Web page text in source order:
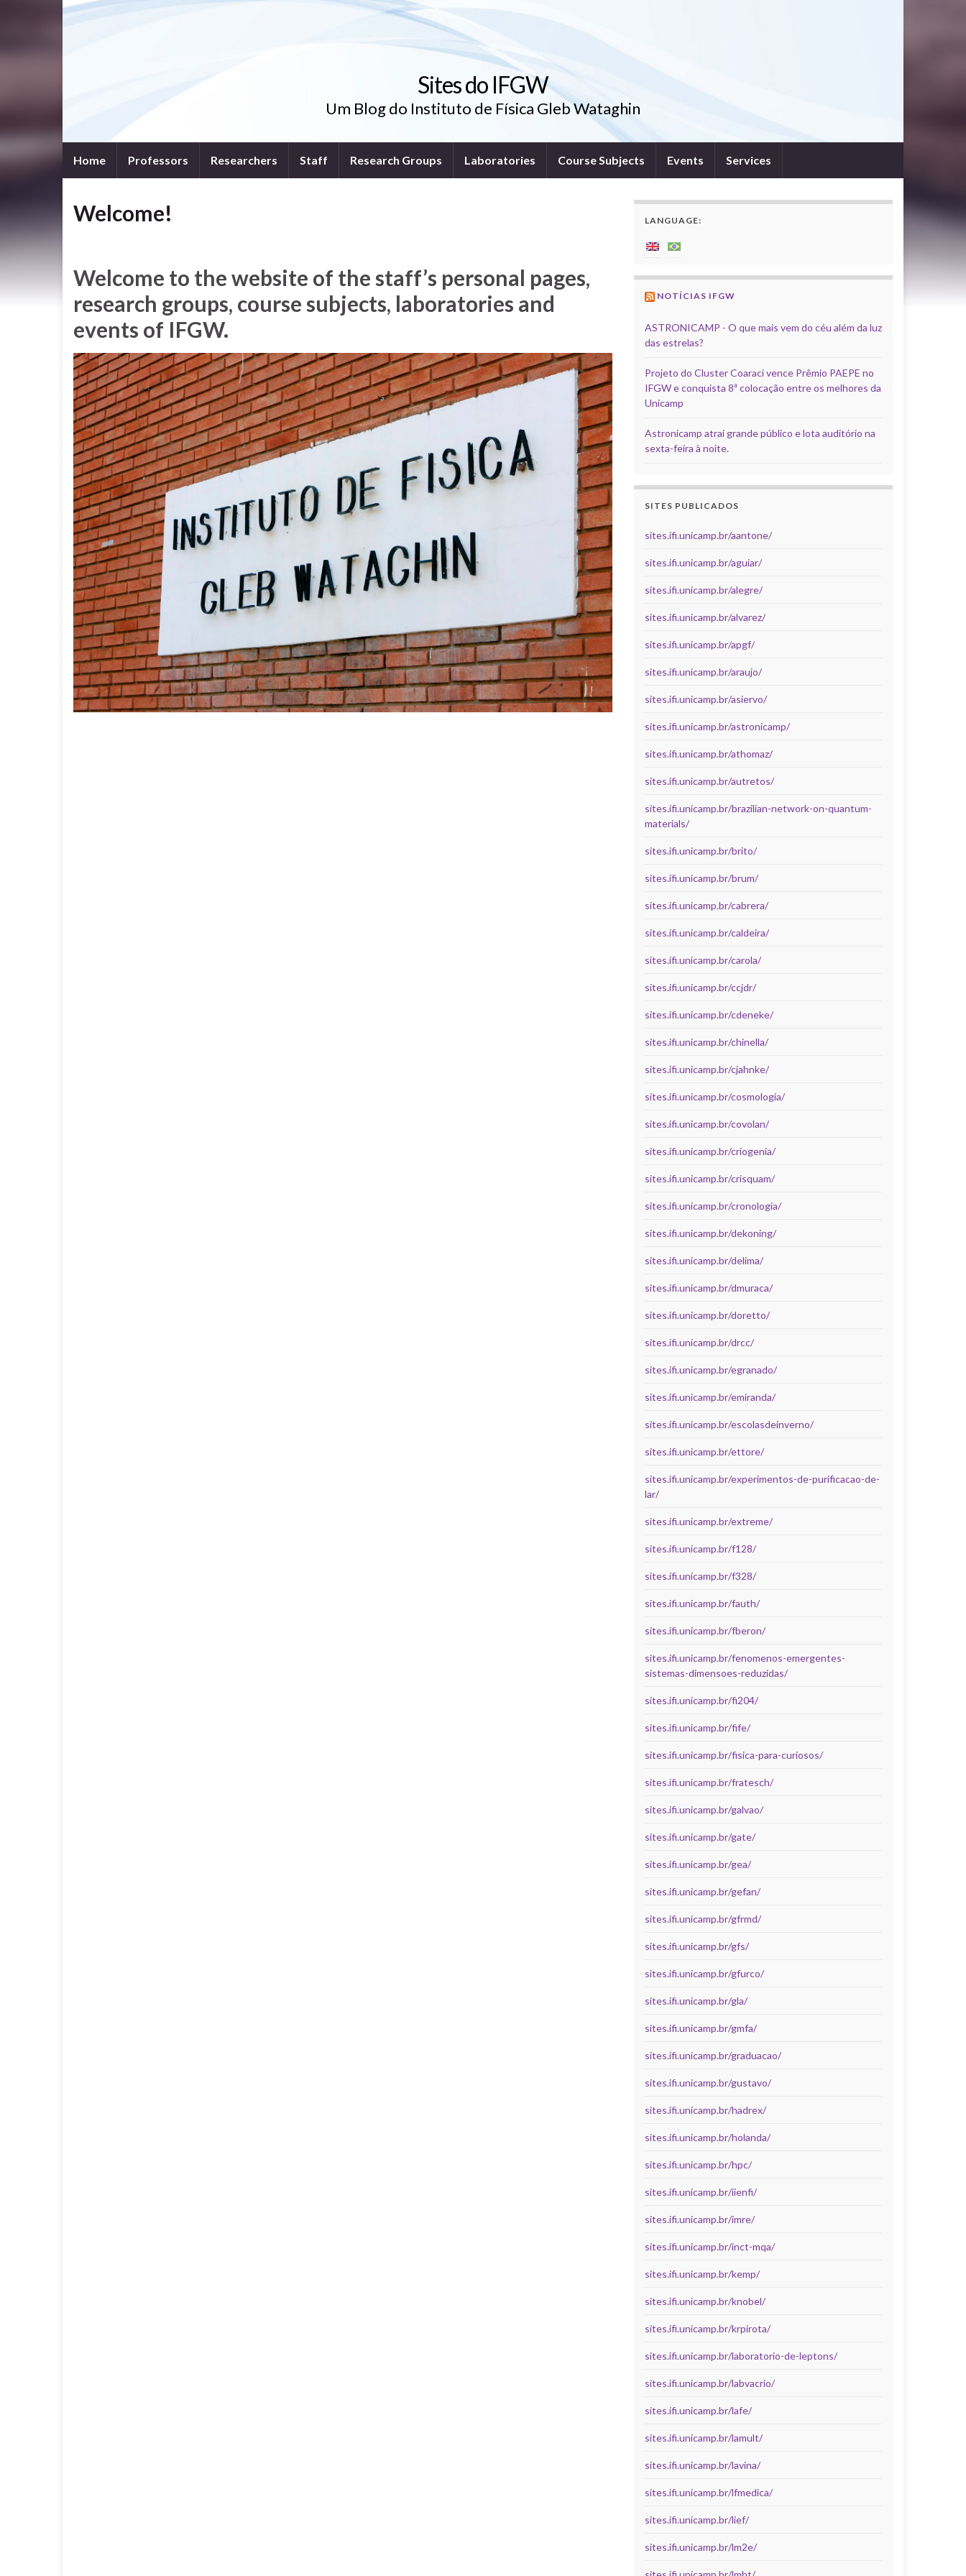
Sites do IFGW
Um Blog do Instituto de Física Gleb Wataghin
Home Professors Researchers Staff Research Groups Laboratories Course Subjects Events Services
Welcome!
Welcome to the website of the staff’s personal pages,
research groups, course subjects, laboratories and
events of IFGW.
LANGUAGE:
NOTÍCIAS IFGW
ASTRONICAMP - O que mais vem do céu além da luz
das estrelas?
Projeto do Cluster Coaraci vence Prêmio PAEPE no
IFGW e conquista 8ª colocação entre os melhores da
Unicamp
Astronicamp atrai grande público e lota auditório na
sexta-feira à noite.
SITES PUBLICADOS
sites.ifi.unicamp.br/aantone/
sites.ifi.unicamp.br/aguiar/
sites.ifi.unicamp.br/alegre/
sites.ifi.unicamp.br/alvarez/
sites.ifi.unicamp.br/apgf/
sites.ifi.unicamp.br/araujo/
sites.ifi.unicamp.br/asiervo/
sites.ifi.unicamp.br/astronicamp/
sites.ifi.unicamp.br/athomaz/
sites.ifi.unicamp.br/autretos/
sites.ifi.unicamp.br/brazilian-network-on-quantum-
materials/
sites.ifi.unicamp.br/brito/
sites.ifi.unicamp.br/brum/
sites.ifi.unicamp.br/cabrera/
sites.ifi.unicamp.br/caldeira/
sites.ifi.unicamp.br/carola/
sites.ifi.unicamp.br/ccjdr/
sites.ifi.unicamp.br/cdeneke/
sites.ifi.unicamp.br/chinella/
sites.ifi.unicamp.br/cjahnke/
sites.ifi.unicamp.br/cosmologia/
sites.ifi.unicamp.br/covolan/
sites.ifi.unicamp.br/criogenia/
sites.ifi.unicamp.br/crisquam/
sites.ifi.unicamp.br/cronologia/
sites.ifi.unicamp.br/dekoning/
sites.ifi.unicamp.br/delima/
sites.ifi.unicamp.br/dmuraca/
sites.ifi.unicamp.br/doretto/
sites.ifi.unicamp.br/drcc/
sites.ifi.unicamp.br/egranado/
sites.ifi.unicamp.br/emiranda/
sites.ifi.unicamp.br/escolasdeinverno/
sites.ifi.unicamp.br/ettore/
sites.ifi.unicamp.br/experimentos-de-purificacao-de-
lar/
sites.ifi.unicamp.br/extreme/
sites.ifi.unicamp.br/f128/
sites.ifi.unicamp.br/f328/
sites.ifi.unicamp.br/fauth/
sites.ifi.unicamp.br/fberon/
sites.ifi.unicamp.br/fenomenos-emergentes-
sistemas-dimensoes-reduzidas/
sites.ifi.unicamp.br/fi204/
sites.ifi.unicamp.br/fife/
sites.ifi.unicamp.br/fisica-para-curiosos/
sites.ifi.unicamp.br/fratesch/
sites.ifi.unicamp.br/galvao/
sites.ifi.unicamp.br/gate/
sites.ifi.unicamp.br/gea/
sites.ifi.unicamp.br/gefan/
sites.ifi.unicamp.br/gfrmd/
sites.ifi.unicamp.br/gfs/
sites.ifi.unicamp.br/gfurco/
sites.ifi.unicamp.br/gla/
sites.ifi.unicamp.br/gmfa/
sites.ifi.unicamp.br/graduacao/
sites.ifi.unicamp.br/gustavo/
sites.ifi.unicamp.br/hadrex/
sites.ifi.unicamp.br/holanda/
sites.ifi.unicamp.br/hpc/
sites.ifi.unicamp.br/iienfi/
sites.ifi.unicamp.br/imre/
sites.ifi.unicamp.br/inct-mqa/
sites.ifi.unicamp.br/kemp/
sites.ifi.unicamp.br/knobel/
sites.ifi.unicamp.br/krpirota/
sites.ifi.unicamp.br/laboratorio-de-leptons/
sites.ifi.unicamp.br/labvacrio/
sites.ifi.unicamp.br/lafe/
sites.ifi.unicamp.br/lamult/
sites.ifi.unicamp.br/lavina/
sites.ifi.unicamp.br/lfmedica/
sites.ifi.unicamp.br/lief/
sites.ifi.unicamp.br/lm2e/